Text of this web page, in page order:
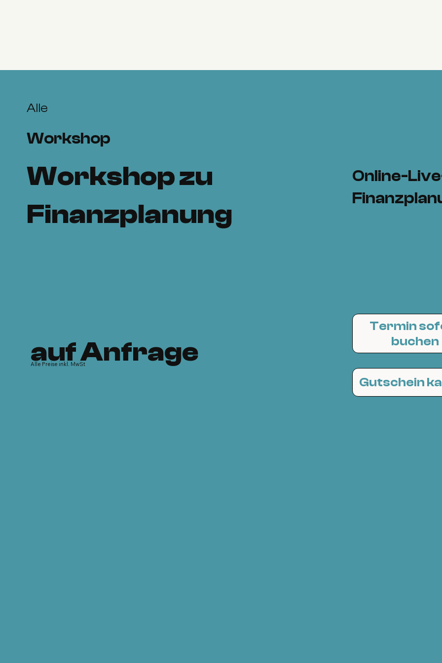
Alle
Workshop
Workshop zu
Finanzplanung
Online-
Alle Preise inkl. MwSt
auf Anfrage
Termin
buchen
Gutschein